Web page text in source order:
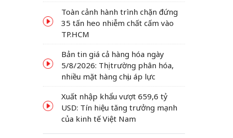
Toàn cảnh hành trình chặn đứng
35 tấn heo nhiễm chất cấm vào
TP.HCM
Bản tin giá cả hàng hóa ngày
5/8/2026: Thị trường phân hóa,
nhiều mặt hàng chịu áp lực
Xuất nhập khẩu vượt 659,6 tỷ
USD: Tín hiệu tăng trưởng mạnh
của kinh tế Việt Nam